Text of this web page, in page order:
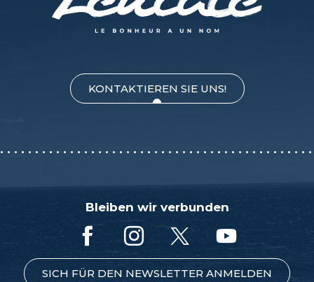
KONTAKTIEREN SIE UNS!
Bleiben wir verbunden
SICH FÜR DEN NEWSLETTER ANMELDEN